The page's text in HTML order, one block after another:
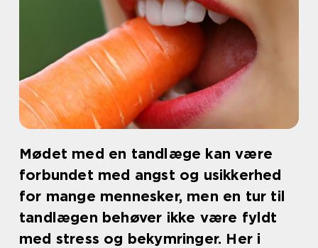
Mødet med en tandlæge kan være
forbundet med angst og usikkerhed
for mange mennesker, men en tur til
tandlægen behøver ikke være fyldt
med stress og bekymringer. Her i